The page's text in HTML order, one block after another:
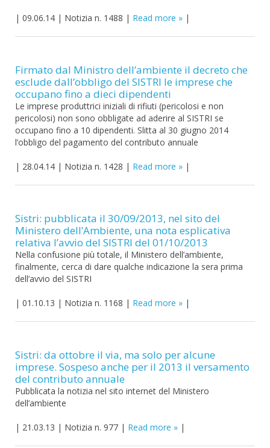
| 09.06.14 | Notizia n. 1488 | Read more |
Firmato dal Ministro dell’ambiente il decreto che
esclude dall’obbligo del SISTRI le imprese che
occupano fino a dieci dipendenti
Le imprese produttrici iniziali di rifiuti (pericolosi e non
pericolosi) non sono obbligate ad aderire al SISTRI se
occupano fino a 10 dipendenti. Slitta al 30 giugno 2014
l’obbligo del pagamento del contributo annuale
| 28.04.14 | Notizia n. 1428 | Read more |
Sistri: pubblicata il 30/09/2013, nel sito del
Ministero dell’Ambiente, una nota esplicativa
relativa l’avvio del SISTRI del 01/10/2013
Nella confusione più totale, il Ministero dell’ambiente,
finalmente, cerca di dare qualche indicazione la sera prima
dell’avvio del SISTRI
| 01.10.13 | Notizia n. 1168 | Read more |
Sistri: da ottobre il via, ma solo per alcune
imprese. Sospeso anche per il 2013 il versamento
del contributo annuale
Pubblicata la notizia nel sito internet del Ministero
dell’ambiente
| 21.03.13 | Notizia n. 977 | Read more |